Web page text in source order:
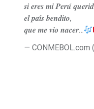
𝒔𝒊 𝒆𝒓𝒆𝒔 𝒎𝒊 𝑷𝒆𝒓𝒖́
𝒆𝒍 𝒑𝒂𝒊́𝒔 𝒃𝒆𝒏𝒅𝒊𝒕𝒐,
𝒒𝒖𝒆 𝒎𝒆 𝒗𝒊𝒐 𝒏𝒂𝒄𝒆𝒓…
— CONMEBOL.com